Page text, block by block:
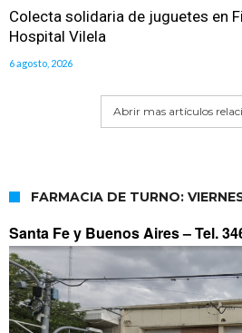
Colecta solidaria de juguetes en
Hospital Vilela
6 agosto, 2026
Abrir mas artículos
FARMACIA DE TURNO:
Santa Fe y Buenos Aires –Tel.